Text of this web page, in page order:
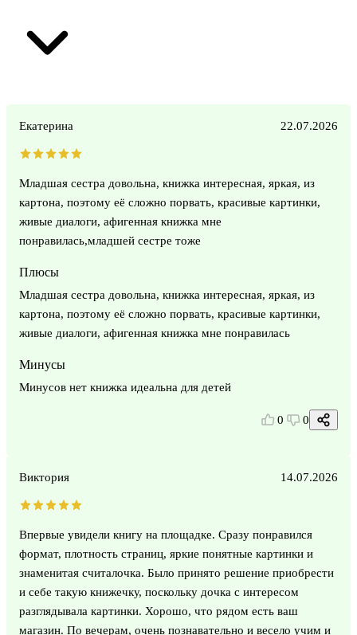
Екатерина 22.07.2026
Младшая сестра довольна, книжка интересная, яркая, из
картона, поэтому её сложно порвать, красивые картинки,
живые диалоги, афигенная книжка мне
понравилась,младшей сестре тоже
Плюсы
Младшая сестра довольна, книжка интересная, яркая, из
картона, поэтому её сложно порвать, красивые картинки,
живые диалоги, афигенная книжка мне понравилась
Минусы
Минусов нет книжка идеальна для детей
0 0
Виктория 14.07.2026
Впервые увидели книгу на площадке. Сразу понравился
формат, плотность страниц, яркие понятные картинки и
знаменитая считалочка. Было принято решение приобрести
и себе такую книжечку, поскольку дочка с интересом
разглядывала картинки. Хорошо, что рядом есть ваш
магазин. По вечерам, очень познавательно и весело учим и